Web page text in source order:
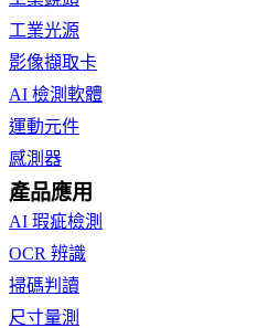
工業光源
影像擷取卡
AI 檢測軟體
運動元件
感測器
產品應用
AI 瑕疵檢測
OCR 辨識
掃碼判讀
尺寸量測